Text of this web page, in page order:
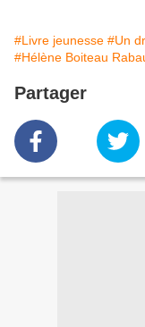
#Livre jeunesse #Un
#Hélène Boiteau
Partager